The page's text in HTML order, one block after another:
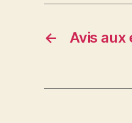
← Avis aux